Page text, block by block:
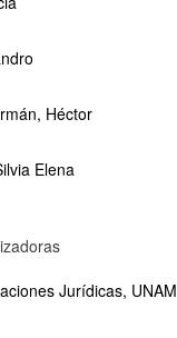
Héctor
Elena
Jurídicas, UNAM